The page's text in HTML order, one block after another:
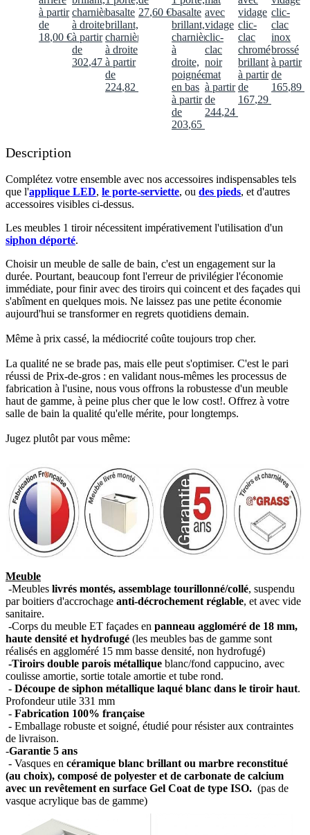
à partir
de
18,00 €
charnières
à droite
à partir
de
302,47 €
basalte
brillant,
charnières
à droite
à partir
de
224,82
27,60 €basalte
brillant,
charnières
à
droite,
poignée
en bas
à partir
de
203,65
avec
vidage
clic-
clac
noir
mat
à partir
de
244,24
vidage
clic-
clac
chromé
brillant
à partir
de
167,29
clic-
clac
inox
brossé
à partir
de
165,89
Description
Complétez votre ensemble avec nos accessoires indispensables tels
que l'applique LED, le porte-serviette, ou des pieds, et d'autres
accessoires visibles ci-dessus.​
Les meubles 1 tiroir nécessitent impérativement l'utilisation d'un
siphon déporté.​
Choisir un meuble de salle de bain, c'est un engagement sur la
durée. Pourtant, beaucoup font l'erreur de privilégier l'économie
immédiate, pour finir avec des tiroirs qui coincent et des façades qui
s'abîment en quelques mois. Ne laissez pas une petite économie
aujourd'hui se transformer en regrets quotidiens demain.
Même à prix cassé, la médiocrité coûte toujours trop cher.
La qualité ne se brade pas, mais elle peut s'optimiser. C'est le pari
réussi de Prix-de-gros : en validant nous-mêmes les processus de
fabrication à l'usine, nous vous offrons la robustesse d'un meuble
haut de gamme, à peine plus cher que le low cost!. Offrez à votre
salle de bain la qualité qu'elle mérite, pour longtemps.
Jugez plutôt par vous même:
Meuble
-Meubles livrés montés, assemblage tourillonné/collé, suspendu
par boitiers d'accrochage anti-décrochement réglable, et avec vide
sanitaire.
-Corps du meuble ET façades en panneau aggloméré de 18 mm,
haute densité et hydrofugé (les meubles bas de gamme sont
réalisés en aggloméré 15 mm basse densité, non hydrofugé)
-Tiroirs double parois métallique blanc/fond cappucino, avec
coulisse amortie, sortie totale amortie et tube rond.
- Découpe de siphon métallique laqué blanc dans le tiroir haut.
Profondeur utile 331 mm
- Fabrication 100% française
- Emballage robuste et soigné, étudié pour résister aux contraintes
de livraison.
-Garantie 5 ans
- Vasques en céramique blanc brillant ou marbre reconstitué
(au choix), composé de polyester et de carbonate de calcium
avec un revêtement en surface Gel Coat de type ISO. (pas de
vasque acrylique bas de gamme)